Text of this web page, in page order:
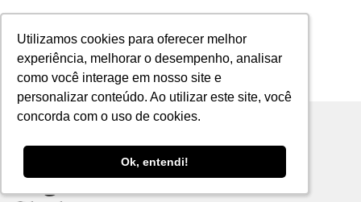
Utilizamos cookies para oferecer melhor
experiência, melhorar o desempenho, analisar
como você interage em nosso site e
personalizar conteúdo. Ao utilizar este site, você
concorda com o uso de cookies.
Ok, entendi!
Utilizamos cookies para oferecer melhor
experiência, melhorar o desempenho, analisar
como você interage em nosso site e
personalizar conteúdo. Ao utilizar este site, você
concorda com o uso de cookies.
Ok, entendi!
MENU
Tag archive: William